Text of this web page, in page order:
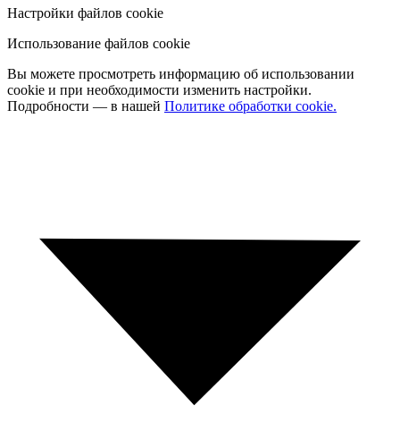
Настройки файлов cookie
Использование файлов cookie
Вы можете просмотреть информацию об использовании
cookie и при необходимости изменить настройки.
Подробности — в нашей Политике обработки cookie.